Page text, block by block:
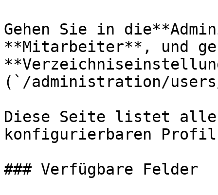
Gehen Sie in
**Mitarbeiter**, und
(`/administration/
Diese Seite listet
konfigurierbaren
### Verfügbare Felder